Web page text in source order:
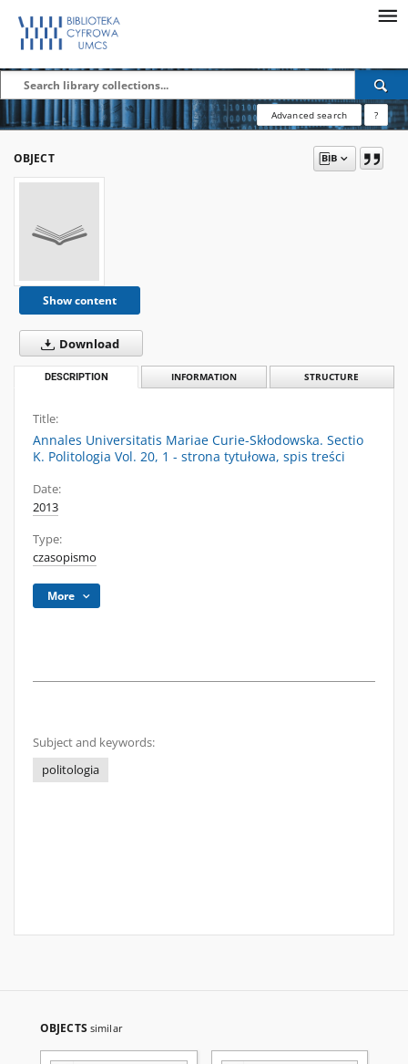
Advanced search ?
OBJECT
Show content
Download
DESCRIPTION INFORMATION STRUCTURE
Title:
Annales Universitatis Mariae Curie-Skłodowska. Sectio
K. Politologia Vol. 20, 1 - strona tytułowa, spis treści
Date:
2013
Type:
czasopismo
More
Subject and keywords:
politologia
OBJECTS similar